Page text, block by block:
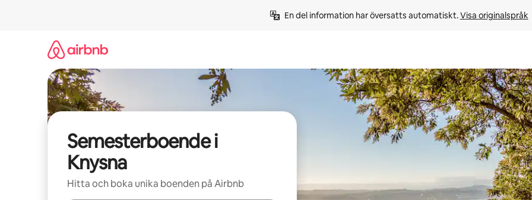
En del information har översatts automatiskt. Visa originalspråk
Semesterboende i
Knysna
Hitta och boka unika boenden på Airbnb